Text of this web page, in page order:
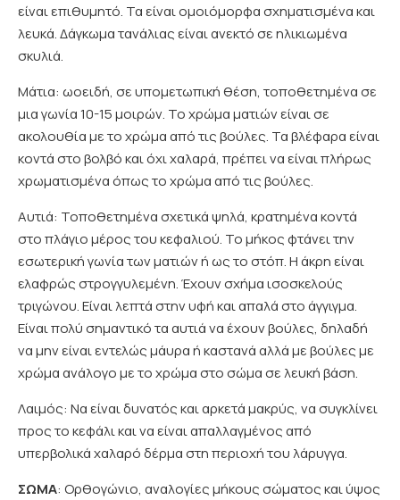
είναι επιθυμητό. Τα είναι ομοιόμορφα σχηματισμένα και
λευκά. Δάγκωμα τανάλιας είναι ανεκτό σε ηλικιωμένα
σκυλιά.
Μάτια: ωοειδή, σε υπομετωπική θέση, τοποθετημένα σε
μια γωνία 10-15 μοιρών. Το χρώμα ματιών είναι σε
ακολουθία με το χρώμα από τις βούλες. Τα βλέφαρα είναι
κοντά στο βολβό και όχι χαλαρά, πρέπει να είναι πλήρως
χρωματισμένα όπως το χρώμα από τις βούλες.
Αυτιά: Τοποθετημένα σχετικά ψηλά, κρατημένα κοντά
στο πλάγιο μέρος του κεφαλιού. Το μήκος φτάνει την
εσωτερική γωνία των ματιών ή ως το στόπ. Η άκρη είναι
ελαφρώς στρογγυλεμένη. Έχουν σχήμα ισοσκελούς
τριγώνου. Είναι λεπτά στην υφή και απαλά στο άγγιγμα.
Είναι πολύ σημαντικό τα αυτιά να έχουν βούλες, δηλαδή
να μην είναι εντελώς μάυρα ή καστανά αλλά με βούλες με
χρώμα ανάλογο με το χρώμα στο σώμα σε λευκή βάση.
Λαιμός: Να είναι δυνατός και αρκετά μακρύς, να συγκλίνει
προς το κεφάλι και να είναι απαλλαγμένος από
υπερβολικά χαλαρό δέρμα στη περιοχή του λάρυγγα.
ΣΩΜΑ: Ορθογώνιο, αναλογίες μήκους σώματος και ύψος